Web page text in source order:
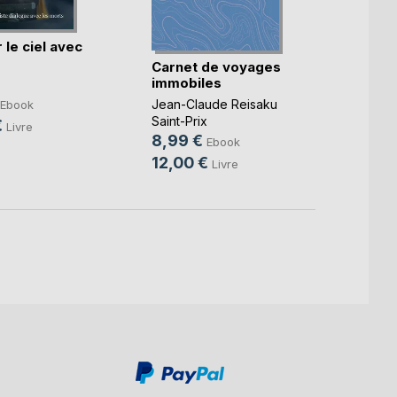
le ciel avec
Ebook
Livre
Carnet de voyages
immobiles
Jean-Claude Reisaku
Saint-Prix
8,99 € Ebook
12,00 € Livre